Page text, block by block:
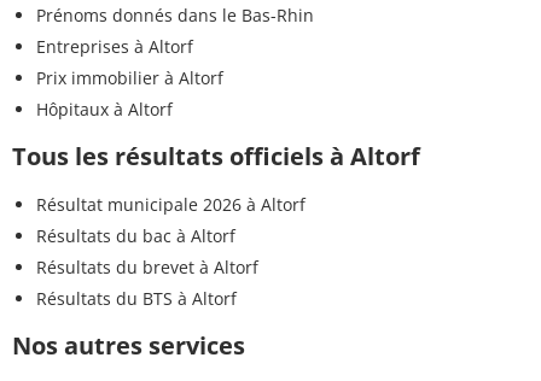
Prénoms donnés dans le Bas-Rhin
Entreprises à Altorf
Prix immobilier à Altorf
Hôpitaux à Altorf
Tous les résultats officiels à Altorf
Résultat municipale 2026 à Altorf
Résultats du bac à Altorf
Résultats du brevet à Altorf
Résultats du BTS à Altorf
Nos autres services